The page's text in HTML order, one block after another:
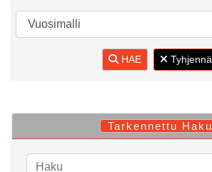
HAE Tyhjennä
Tarkennettu Haku